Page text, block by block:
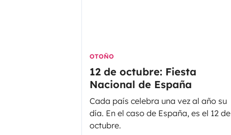
OTOÑO
12 de octubre: Fiesta
Nacional de España
Cada país celebra una vez al año su
día. En el caso de España, es el 12 de
octubre.